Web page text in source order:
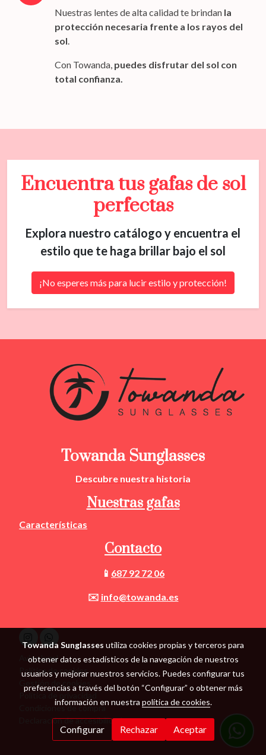
Nuestras lentes de alta calidad te brindan la
protección necesaria frente a los rayos del
sol
Con Towanda, puedes disfrutar del sol con
total confianza.
Encuentra tus gafas de sol
perfectas
Explora nuestro catálogo y encuentra el
estilo que te haga brillar bajo el sol
¡No esperes más para lucir estilo y protección!
Towanda Sunglasses
Descubre nuestra historia
Nuestras gafas
Características
Contacto
📱 687 92 72 06
✉️ info@towanda.es
Aviso legal
Política de cookies
Gestión de cookies
Política de privacidad
Condiciones de compra
Declaración de accesibilidad
Towanda Sunglasses utiliza cookies propias y terceros para
obtener datos estadísticos de la navegación de nuestros
usuarios y mejorar nuestros servicios. Puedes configurar tus
preferencias a través del botón “Configurar” o obtener más
información en nuestra política de cookies.
Configurar Rechazar Aceptar